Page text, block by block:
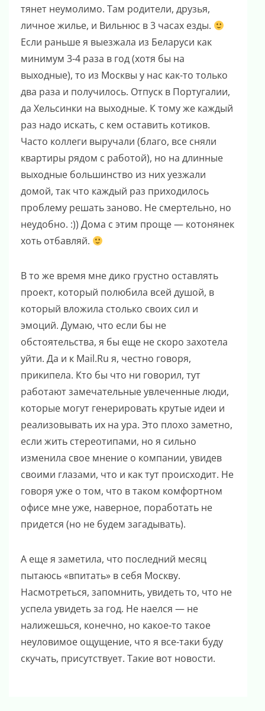
тянет неумолимо. Там родители, друзья,
личное жилье, и Вильнюс в 3 часах езды.
Если раньше я выезжала из Беларуси как
минимум 3-4 раза в год (хотя бы на
выходные), то из Москвы у нас как-то только
два раза и получилось. Отпуск в Португалии,
да Хельсинки на выходные. К тому же каждый
раз надо искать, с кем оставить котиков.
Часто коллеги выручали (благо, все сняли
квартиры рядом с работой), но на длинные
выходные большинство из них уезжали
домой, так что каждый раз приходилось
проблему решать заново. Не смертельно, но
неудобно. :)) Дома с этим проще — котонянек
хоть отбавляй.
В то же время мне дико грустно оставлять
проект, который полюбила всей душой, в
который вложила столько своих сил и
эмоций. Думаю, что если бы не
обстоятельства, я бы еще не скоро захотела
уйти. Да и к Mail.Ru я, честно говоря,
прикипела. Кто бы что ни говорил, тут
работают замечательные увлеченные люди,
которые могут генерировать крутые идеи и
реализовывать их на ура. Это плохо заметно,
если жить стереотипами, но я сильно
изменила свое мнение о компании, увидев
своими глазами, что и как тут происходит. Не
говоря уже о том, что в таком комфортном
офисе мне уже, наверное, поработать не
придется (но не будем загадывать).
А еще я заметила, что последний месяц
пытаюсь «впитать» в себя Москву.
Насмотреться, запомнить, увидеть то, что не
успела увидеть за год. Не наелся — не
налижешься, конечно, но какое-то такое
неуловимое ощущение, что я все-таки буду
скучать, присутствует. Такие вот новости.